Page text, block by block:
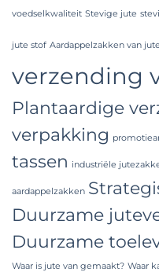
voedselkwaliteit Stevige jute
jute stof Aardappelzakken van jute
verzending
Plantaardige
verpakking
tassen industriële
aardappelzakken
Duurzame
Duurzame
Waar is jute van gemaakt? Waar